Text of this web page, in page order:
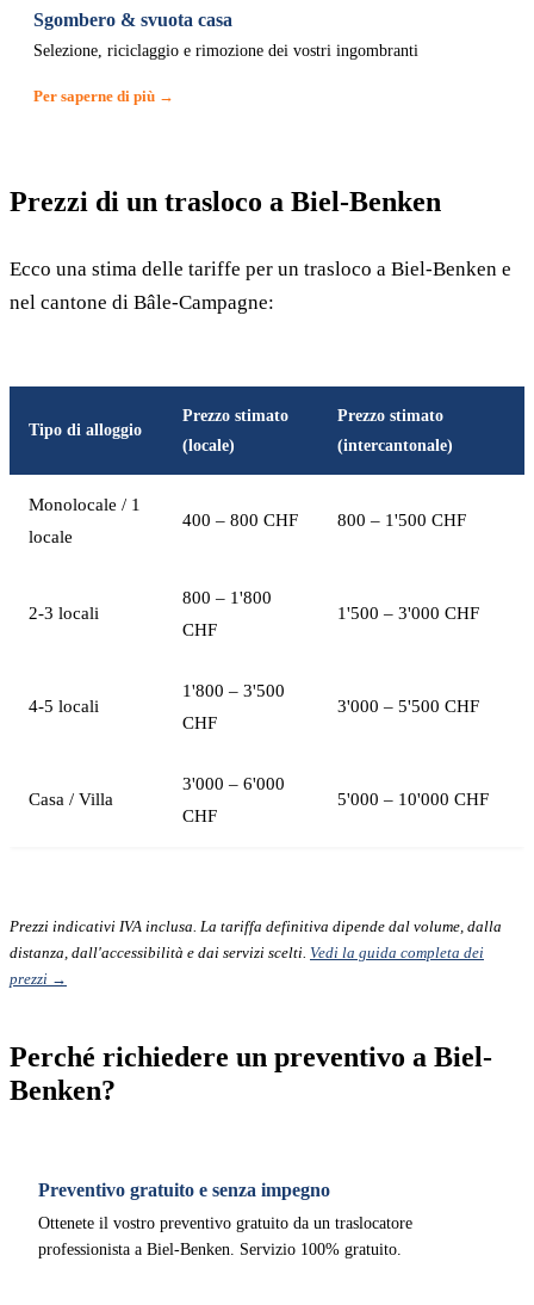
Sgombero & svuota casa
Selezione, riciclaggio e rimozione dei vostri ingombranti
Per saperne di più →
Prezzi di un trasloco a Biel-Benken
Ecco una stima delle tariffe per un trasloco a Biel-Benken e
nel cantone di Bâle-Campagne:
Tipo di alloggio
Prezzo stimato
(locale)
Prezzo stimato
(intercantonale)
Monolocale / 1
locale
400 – 800 CHF 800 – 1'500 CHF
2-3 locali
800 – 1'800
CHF
1'500 – 3'000 CHF
4-5 locali
1'800 – 3'500
CHF
3'000 – 5'500 CHF
Casa / Villa
3'000 – 6'000
CHF
5'000 – 10'000 CHF
Prezzi indicativi IVA inclusa. La tariffa definitiva dipende dal volume, dalla
distanza, dall'accessibilità e dai servizi scelti. Vedi la guida completa dei
prezzi →
Perché richiedere un preventivo a Biel-
Benken?
Preventivo gratuito e senza impegno
Ottenete il vostro preventivo gratuito da un traslocatore
professionista a Biel-Benken. Servizio 100% gratuito.